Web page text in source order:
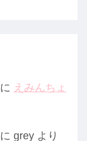
に えみんちょ
に grey より